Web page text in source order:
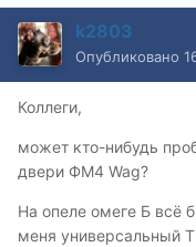
k2803
Опубликовано
Коллеги,
может кто-нибудь
двери ФМ4 Wag?
На опеле омеге Б всё
меня универсальный